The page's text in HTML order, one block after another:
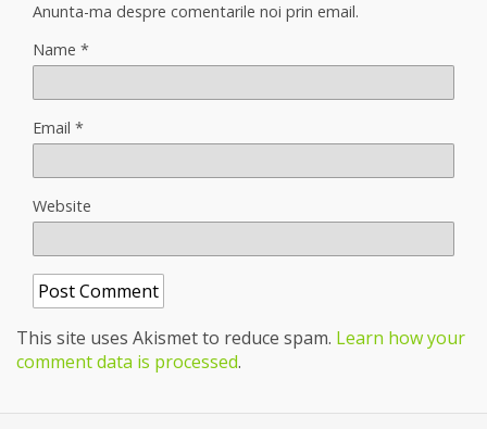
Anunta-ma despre comentarile noi prin email.
Name *
Email *
Website
This site uses Akismet to reduce spam. Learn how your
comment data is processed.